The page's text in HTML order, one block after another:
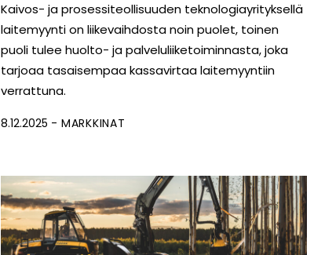
Kaivos- ja prosessiteollisuuden teknologiayrityksellä
laitemyynti on liikevaihdosta noin puolet, toinen
puoli tulee huolto- ja palveluliiketoiminnasta, joka
tarjoaa tasaisempaa kassavirtaa laitemyyntiin
verrattuna.
8.12.2025 MARKKINAT